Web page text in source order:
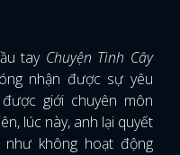
tay Chuyện Tình Cây
nhận được sự yêu
giới chuyên môn
lúc này, anh lại quyết
không hoạt động